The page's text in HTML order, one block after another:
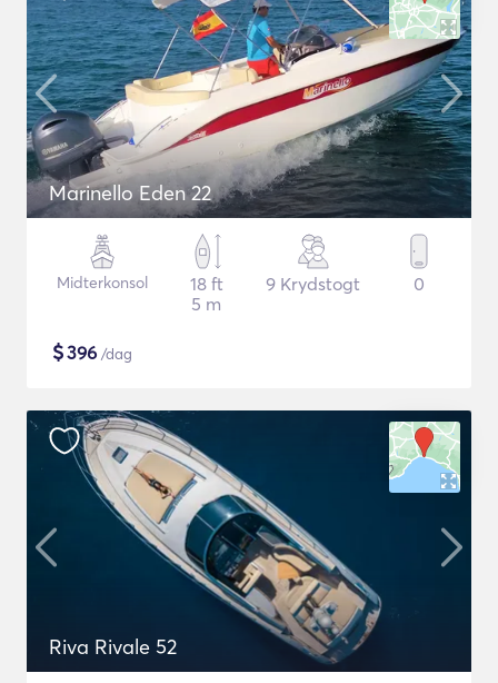
Marinello Eden 22
Midterkonsol
18 ft
5 m
9 Krydstogt 0
$396 /dag
Riva Rivale 52